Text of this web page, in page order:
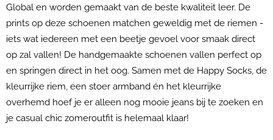
Global en worden gemaakt van de beste kwaliteit leer. De
prints op deze schoenen matchen geweldig met de riemen -
iets wat iedereen met een beetje gevoel voor smaak direct
op zal vallen! De handgemaakte schoenen vallen perfect op
en springen direct in het oog. Samen met de Happy Socks, de
kleurrijke riem, een stoer armband én het kleurrijke
overhemd hoef je er alleen nog mooie jeans bij te zoeken en
je casual chic zomeroutfit is helemaal klaar!